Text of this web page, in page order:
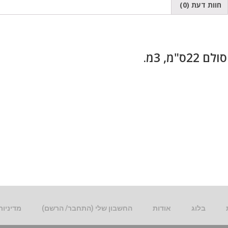
חוות דעת (0)
3מ.
בלוג אודות החשבון שלי (התחבר/ הרשם)